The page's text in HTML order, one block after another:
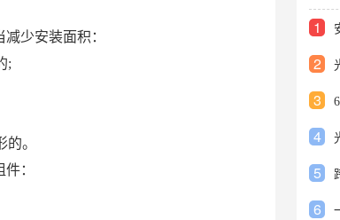
少安装面积：
;
。
：
1
2
3
4
5
6